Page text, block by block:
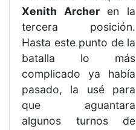
Xenith Archeren la
tercera posición.
Hasta este punto de la
batalla lo más
complicado ya había
pasado, la usé para
que aguantara
algunos turnos de